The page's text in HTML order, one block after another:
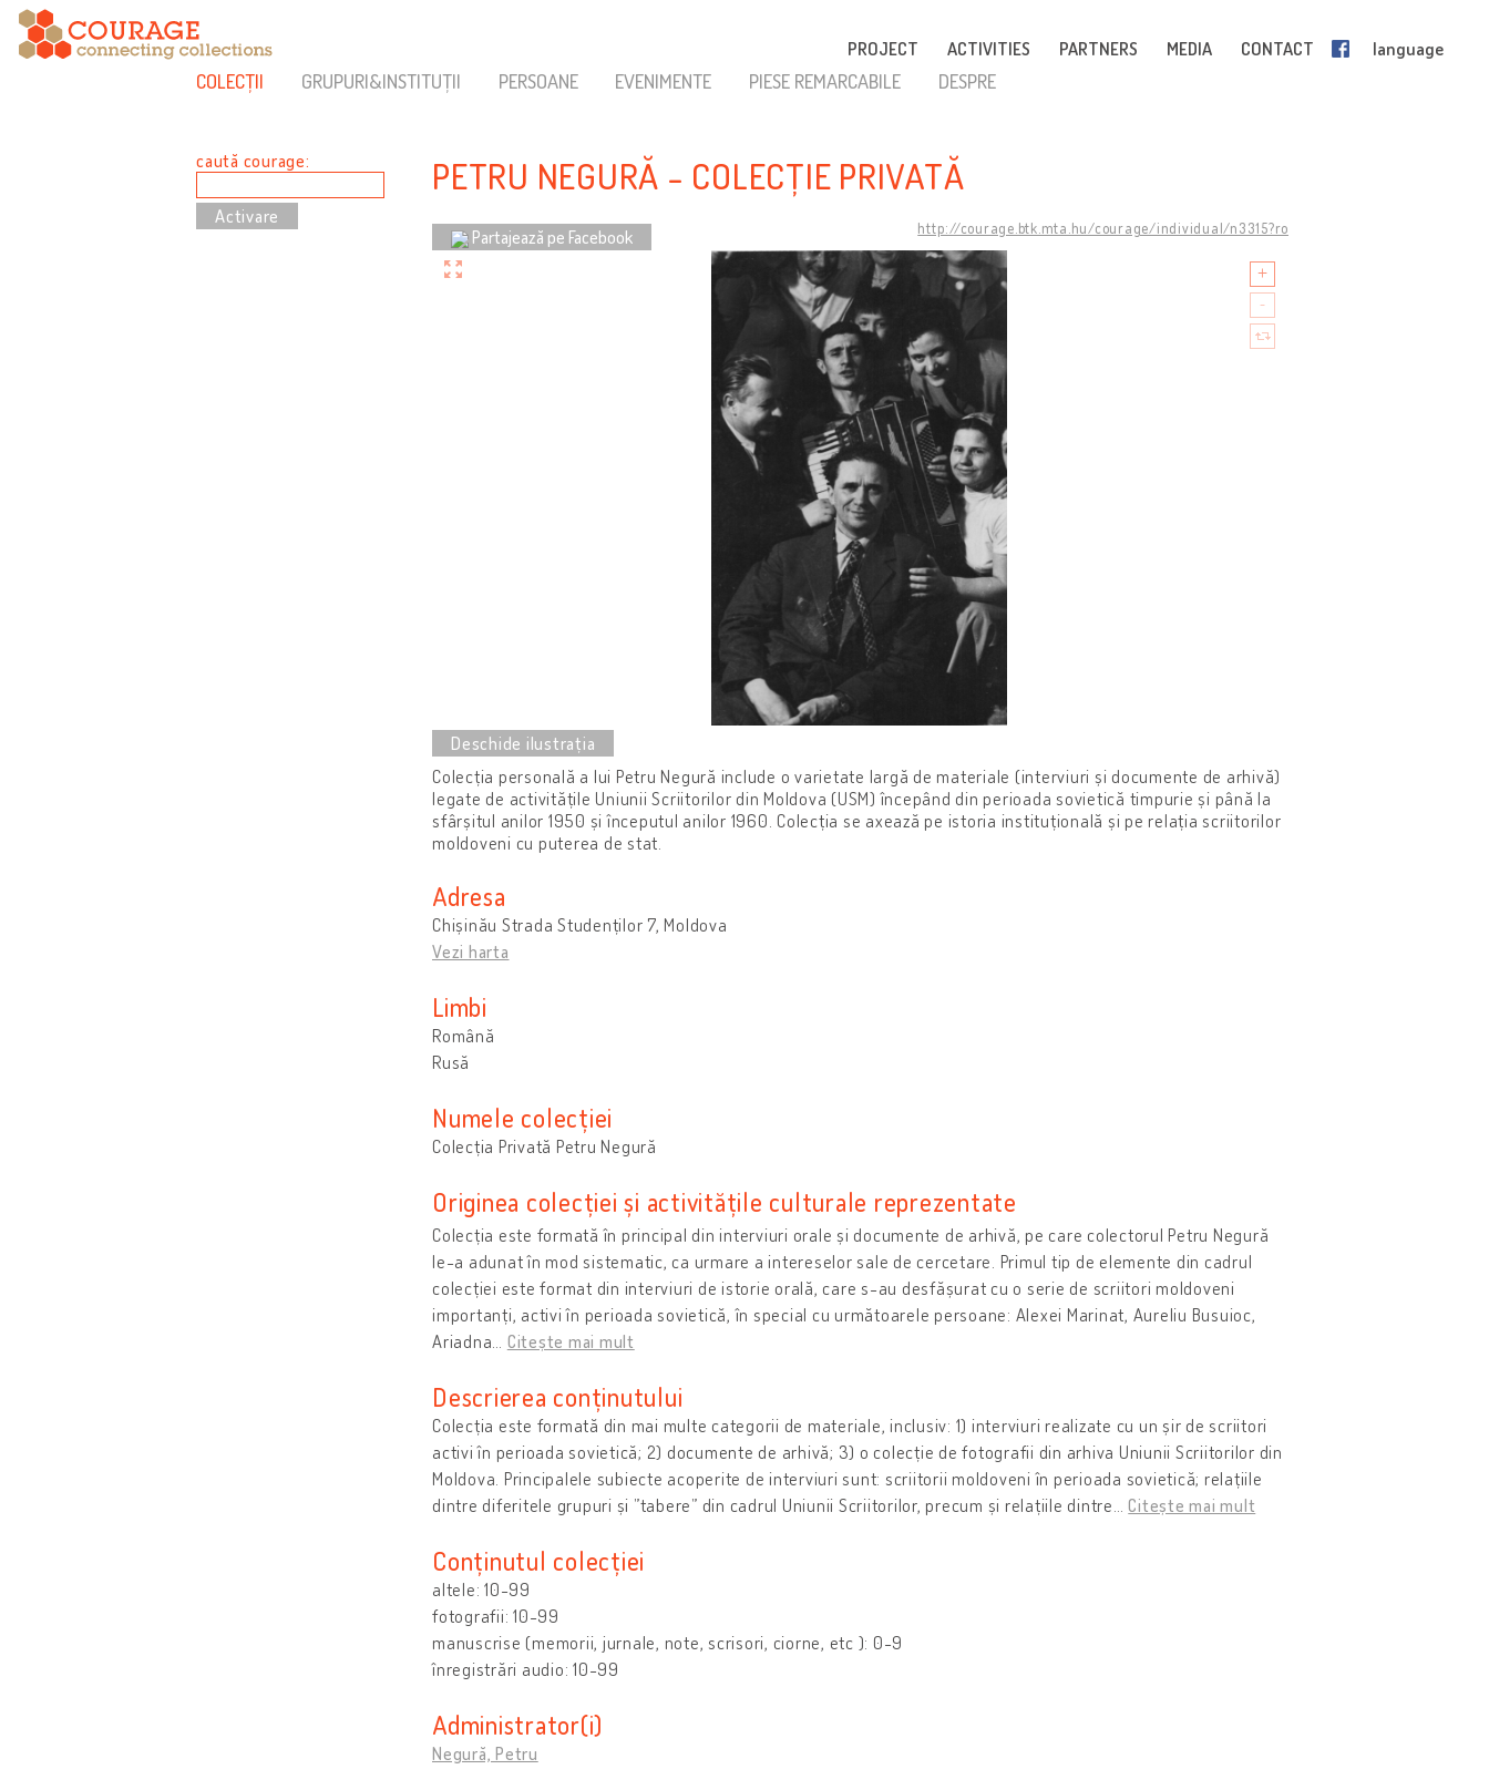
PROJECT ACTIVITIES PARTNERS MEDIA CONTACT language
COLECȚII GRUPURI&INSTITUȚII PERSOANE EVENIMENTE PIESE REMARCABILE DESPRE
caută courage: PETRU NEGURĂ - COLECȚIE PRIVATĂ
http://courage.btk.mta.hu/courage/individual/n3315?ro
Partajează pe Facebook
Colecția personală a lui Petru Negură include o varietate largă de materiale (interviuri și documente de arhivă)
legate de activitățile Uniunii Scriitorilor din Moldova (USM) începând din perioada sovietică timpurie și până la
sfârșitul anilor 1950 și începutul anilor 1960. Colecția se axează pe istoria instituțională și pe relația scriitorilor
moldoveni cu puterea de stat.
Adresa
Chișinău Strada Studenților 7, Moldova
Vezi harta
Limbi
Română
Rusă
Numele colecției
Colecția Privată Petru Negură
Originea colecției și activitățile culturale reprezentate
Colecția este formată în principal din interviuri orale și documente de arhivă, pe care colectorul Petru Negură
le-a adunat în mod sistematic, ca urmare a intereselor sale de cercetare. Primul tip de elemente din cadrul
colecției este format din interviuri de istorie orală, care s-au desfășurat cu o serie de scriitori moldoveni
importanți, activi în perioada sovietică, în special cu următoarele persoane: Alexei Marinat, Aureliu Busuioc,
Ariadna
Citește mai mult
Descrierea conținutului
Colecția este formată din mai multe categorii de materiale, inclusiv: 1) interviuri realizate cu un șir de scriitori
activi în perioada sovietică; 2) documente de arhivă; 3) o colecție de fotografii din arhiva Uniunii Scriitorilor din
Moldova. Principalele subiecte acoperite de interviuri sunt: ​​scriitorii moldoveni în perioada sovietică; relațiile
dintre diferitele grupuri și ”tabere” din cadrul Uniunii Scriitorilor, precum și relațiile dintre …Citește mai mult
Conținutul colecției
altele: 10-99
fotografii: 10-99
manuscrise (memorii, jurnale, note, scrisori, ciorne, etc ): 0-9
înregistrări audio: 10-99
Administrator(i)
Negură, Petru